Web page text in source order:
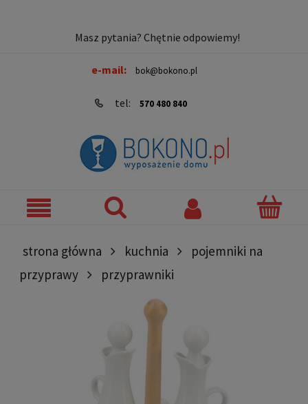
Masz pytania? Chętnie odpowiemy!
e-mail: bok@bokono.pl
tel: 570 480 840
strona główna kuchnia
pojemniki na
przyprawy
przyprawniki